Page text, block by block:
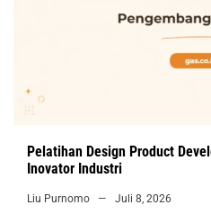
Pelatihan Design Product
Inovator Industri
Liu Purnomo Juli 8, 2026